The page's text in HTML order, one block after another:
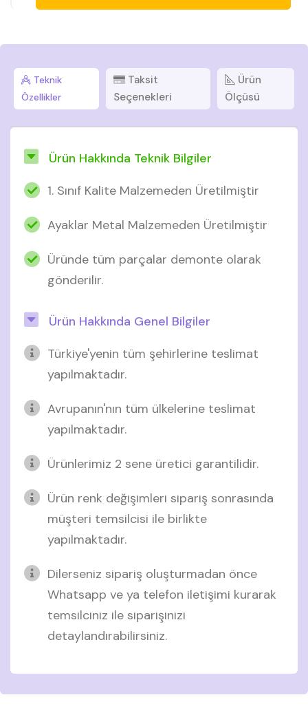
Teknik
Özellikler
Taksit
Seçenekleri
Ürün
Ölçüsü
Ürün Hakkında Teknik Bilgiler
1. Sınıf Kalite Malzemeden Üretilmiştir
Ayaklar Metal Malzemeden Üretilmiştir
Üründe tüm parçalar demonte olarak
gönderilir.
Ürün Hakkında Genel Bilgiler
Türkiye'yenin tüm şehirlerine teslimat
yapılmaktadır.
Avrupanın'nın tüm ülkelerine teslimat
yapılmaktadır.
Ürünlerimiz 2 sene üretici garantilidir.
Ürün renk değişimleri sipariş sonrasında
müşteri temsilcisi ile birlikte
yapılmaktadır.
Dilerseniz sipariş oluşturmadan önce
Whatsapp ve ya telefon iletişimi kurarak
temsilciniz ile siparişinizi
detaylandırabilirsiniz.